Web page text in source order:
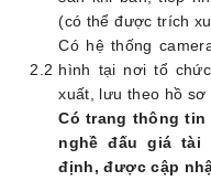
(có thể được trích
2.2
Có hệ thống
hình tại nơi tổ chức
xuất, lưu theo hồ sơ
Có trang thông
nghề đấu giá tài
định, được cập